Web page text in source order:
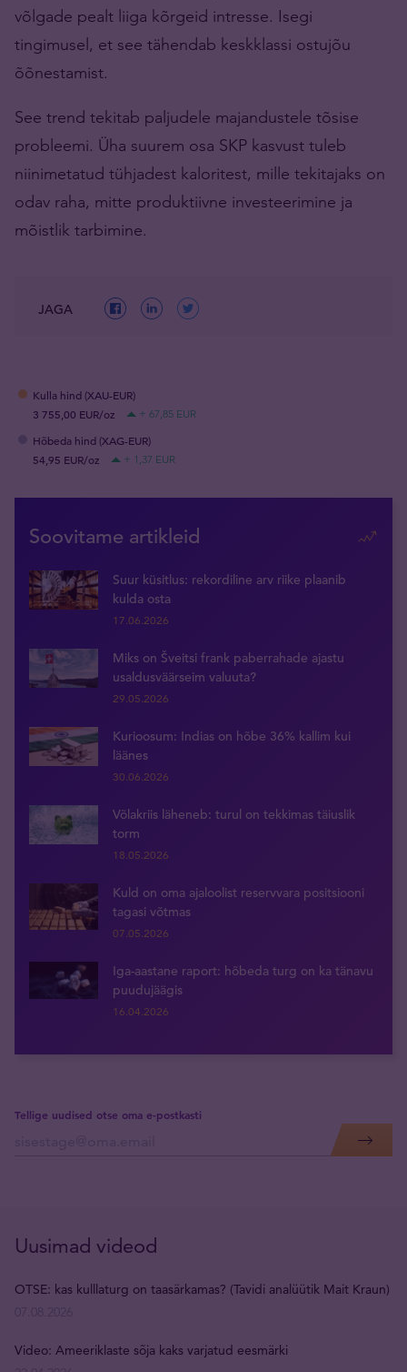
võlgade pealt liiga kõrgeid intresse. Isegi
tingimusel, et see tähendab keskklassi ostujõu
õõnestamist.
See trend tekitab paljudele majandustele tõsise
probleemi. Üha suurem osa SKP kasvust tuleb
niinimetatud tühjadest kaloritest, mille tekitajaks on
odav raha, mitte produktiivne investeerimine ja
mõistlik tarbimine.
JAGA
Kulla hind (XAU-EUR)
3 755,00 EUR/oz
+ 67,85 EUR
Hõbeda hind (XAG-EUR)
54,95 EUR/oz
+ 1,37 EUR
Soovitame artikleid
Suur küsitlus: rekordiline arv riike plaanib
kulda osta
17.06.2026
Miks on Šveitsi frank paberrahade ajastu
usaldusväärseim valuuta?
29.05.2026
Kurioosum: Indias on hõbe 36% kallim kui
läänes
30.06.2026
Võlakriis läheneb: turul on tekkimas täiuslik
torm
18.05.2026
Kuld on oma ajaloolist reservvara positsiooni
tagasi võtmas
07.05.2026
Iga-aastane raport: hõbeda turg on ka tänavu
puudujäägis
16.04.2026
Tellige uudised otse oma e-postkasti
Uusimad videod
OTSE: kas kulllaturg on taasärkamas? (Tavidi analüütik Mait Kraun)
Video: Ameeriklaste sõja kaks varjatud eesmärki